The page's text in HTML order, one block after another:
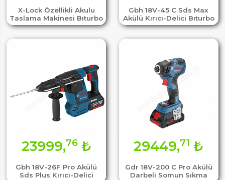
X-Lock Özellikli Akulu
Taslama Makinesi Bıturbo
Gbh 18V-45 C Sds Max
Akülü Kırıcı-Delici Bıturbo
Gbh 18V-26F Pro Akülü
Sds Plus Kırıcı-Delici
23999,76₺
Gdr 18V-200 C Pro Akülü
Darbeli Somun Sıkma
29449,71 ₺